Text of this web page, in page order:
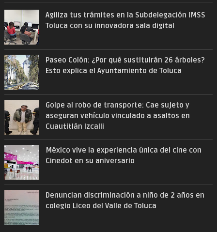
Agiliza tus trámites en la Subdelegación IMSS
Toluca con su innovadora sala digital
Paseo Colón: ¿Por qué sustituirán 26 árboles?
Esto explica el Ayuntamiento de Toluca
Golpe al robo de transporte: Cae sujeto y
aseguran vehículo vinculado a asaltos en
Cuautitlán Izcalli
México vive la experiencia única del cine con
Cinedot en su aniversario
Denuncian discriminación a niño de 2 años en
colegio Liceo del Valle de Toluca